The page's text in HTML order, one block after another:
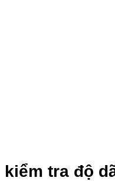
kiểm tra độ